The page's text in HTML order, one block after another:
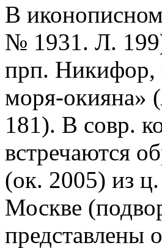
В
№ 1931. Л. 199)
прп. Никифор,
моря-окияна» (
181). В совр.
встречаются
(ок. 2005) из
Москве
представлены